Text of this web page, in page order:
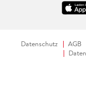
Datenschutz AGB